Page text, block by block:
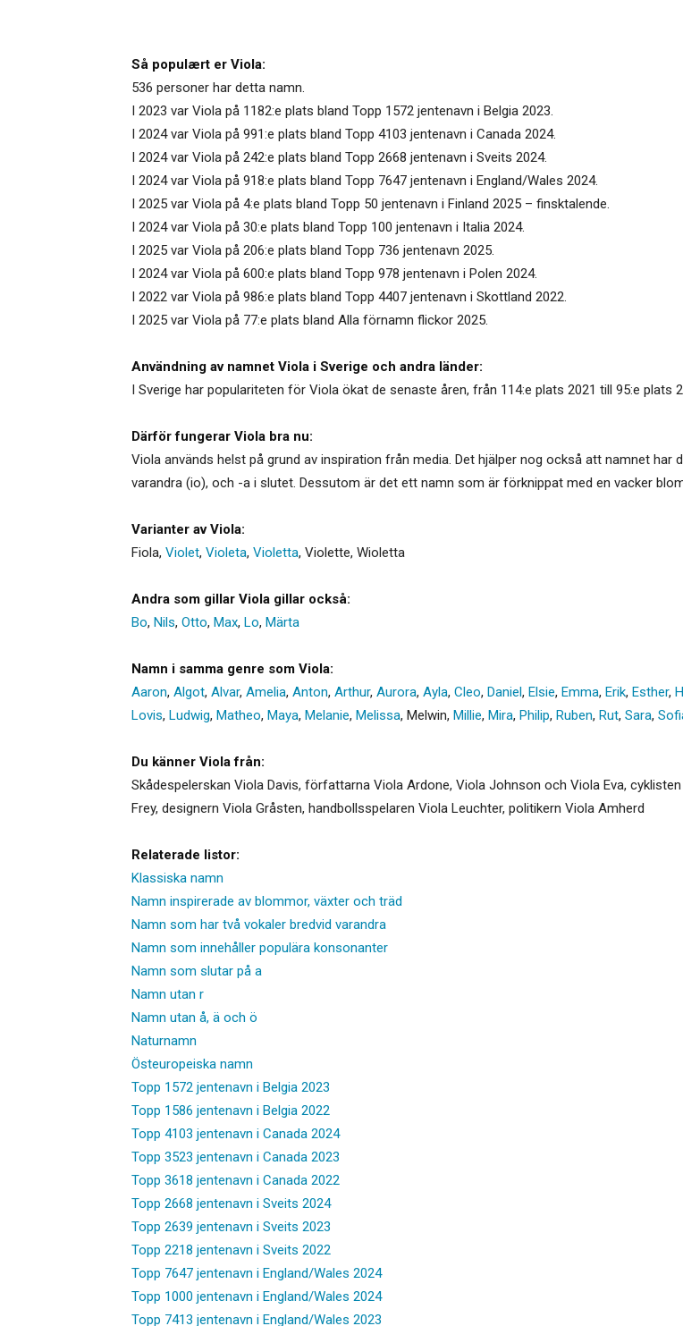
Så populært er Viola:
536 personer har detta namn.
I 2023 var Viola på 1182:e plats bland Topp 1572 jentenavn i Belgia 2023.
I 2024 var Viola på 991:e plats bland Topp 4103 jentenavn i Canada 2024.
I 2024 var Viola på 242:e plats bland Topp 2668 jentenavn i Sveits 2024.
I 2024 var Viola på 918:e plats bland Topp 7647 jentenavn i England/Wales 2024.
I 2025 var Viola på 4:e plats bland Topp 50 jentenavn i Finland 2025 – finsktalende.
I 2024 var Viola på 30:e plats bland Topp 100 jentenavn i Italia 2024.
I 2025 var Viola på 206:e plats bland Topp 736 jentenavn 2025.
I 2024 var Viola på 600:e plats bland Topp 978 jentenavn i Polen 2024.
I 2022 var Viola på 986:e plats bland Topp 4407 jentenavn i Skottland 2022.
I 2025 var Viola på 77:e plats bland Alla förnamn flickor 2025.
Användning av namnet Viola i Sverige och andra länder:
I Sverige har populariteten för Viola ökat de senaste åren, från 114:e plats 2021 till 95:e plats
Därför fungerar Viola bra nu:
Viola används helst på grund av inspiration från media. Det hjälper nog också att namnet har
varandra (io), och -a i slutet. Dessutom är det ett namn som är förknippat med en vacker
Varianter av Viola:
Fiola, Violet, Violeta, Violetta, Violette, Wioletta
Andra som gillar Viola gillar också:
Bo, Nils, Otto, Max, Lo, Märta
Namn i samma genre som Viola:
Aaron, Algot, Alvar, Amelia, Anton, Arthur, Aurora, Ayla, Cleo, Daniel, Elsie, Emma, Erik, Esther,
Lovis, Ludwig, Matheo, Maya, Melanie, Melissa, Melwin, Millie, Mira, Philip, Ruben, Rut, Sara,
Du känner Viola från:
Skådespelerskan Viola Davis, författarna Viola Ardone, Viola Johnson och Viola Eva,
Frey, designern Viola Gråsten, handbollsspelaren Viola Leuchter, politikern Viola Amherd
Relaterade listor:
Klassiska namn
Namn inspirerade av blommor, växter och träd
Namn som har två vokaler bredvid varandra
Namn som innehåller populära konsonanter
Namn som slutar på a
Namn utan r
Namn utan å, ä och ö
Naturnamn
Östeuropeiska namn
Topp 1572 jentenavn i Belgia 2023
Topp 1586 jentenavn i Belgia 2022
Topp 4103 jentenavn i Canada 2024
Topp 3523 jentenavn i Canada 2023
Topp 3618 jentenavn i Canada 2022
Topp 2668 jentenavn i Sveits 2024
Topp 2639 jentenavn i Sveits 2023
Topp 2218 jentenavn i Sveits 2022
Topp 7647 jentenavn i England/Wales 2024
Topp 1000 jentenavn i England/Wales 2024
Topp 7413 jentenavn i England/Wales 2023